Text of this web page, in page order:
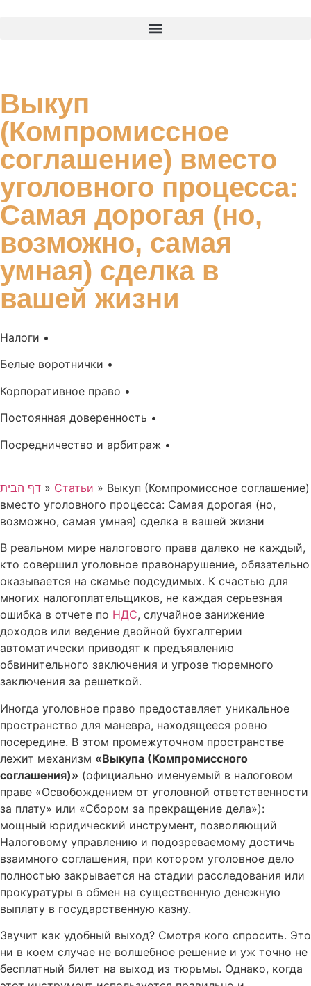
Выкуп
(Компромиссное
соглашение) вместо
уголовного процесса:
Самая дорогая (но,
возможно, самая
умная) сделка в
вашей жизни
Налоги •
Белые воротнички •
Корпоративное право •
Постоянная доверенность •
Посредничество и арбитраж •
דף הבית » Статьи » Выкуп (Компромиссное соглашение)
вместо уголовного процесса: Самая дорогая (но,
возможно, самая умная) сделка в вашей жизни
В реальном мире налогового права далеко не каждый,
кто совершил уголовное правонарушение, обязательно
оказывается на скамье подсудимых. К счастью для
многих налогоплательщиков, не каждая серьезная
ошибка в отчете по НДС, случайное занижение
доходов или ведение двойной бухгалтерии
автоматически приводят к предъявлению
обвинительного заключения и угрозе тюремного
заключения за решеткой.
Иногда уголовное право предоставляет уникальное
пространство для маневра, находящееся ровно
посередине. В этом промежуточном пространстве
лежит механизм «Выкупа (Компромиссного
соглашения)» (официально именуемый в налоговом
праве «Освобождением от уголовной ответственности
за плату» или «Сбором за прекращение дела»):
мощный юридический инструмент, позволяющий
Налоговому управлению и подозреваемому достичь
взаимного соглашения, при котором уголовное дело
полностью закрывается на стадии расследования или
прокуратуры в обмен на существенную денежную
выплату в государственную казну.
Звучит как удобный выход? Смотря кого спросить. Это
ни в коем случае не волшебное решение и уж точно не
бесплатный билет на выход из тюрьмы. Однако, когда